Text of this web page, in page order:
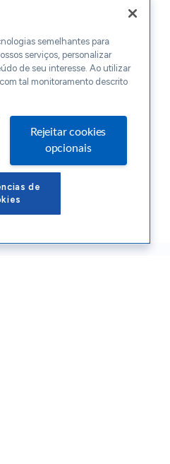
semelhantes para
serviços, personalizar
de seu interesse. Ao utilizar
tal monitoramento descrito
Rejeitar cookies
opcionais
de